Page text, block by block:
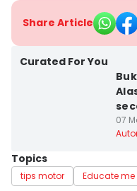
Share Article
Curated For You
07
Topics
tips motor Educate me